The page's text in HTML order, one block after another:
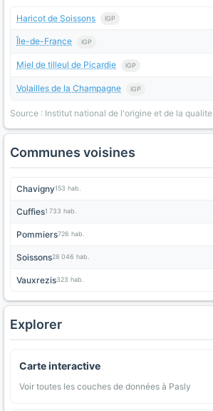
Haricot de Soissons IGP
Île-de-France IGP
Miel de tilleul de Picardie IGP
Volailles de la Champagne IGP
Source : Institut national de l'origine et de la qualite
Communes voisines
Chavigny153 hab.
Cuffies1 733 hab.
Pommiers726 hab.
Soissons28 046 hab.
Vauxrezis323 hab.
Explorer
Carte interactive
Voir toutes les couches de données à Pasly